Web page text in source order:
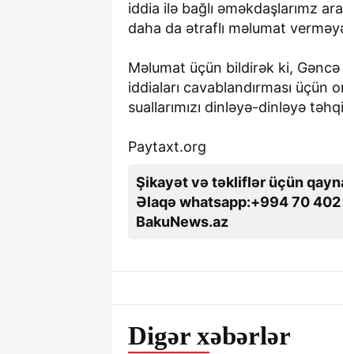
iddia ilə bağlı əməkdaşlarımz
daha da ətraflı məlumat
Məlumat üçün bildirək ki, Gəncə
iddiaları cavablandırması
suallarımızı dinləyə-dinləyə
Paytaxt.org
Şikayət və təkliflər üçün
Əlaqə whatsapp:+994 70
BakuNews.az
Digər xəbərlər